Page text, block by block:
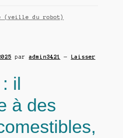
(veille du robot)
paradmin3421 —
Laisser
il
à des